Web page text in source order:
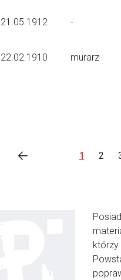
21.05.1912 -
22.02.1910 murarz
1 2
którzy